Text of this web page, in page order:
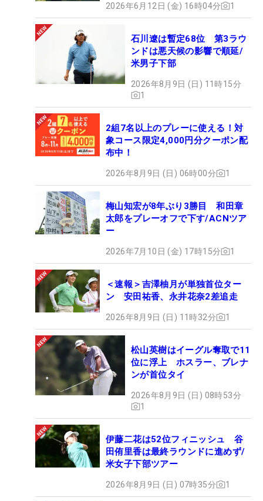
2026年6月12日 (金) 16時04分 1
石川遼は暫定68位 第3ラウ
ンドは悪天候の影響で順延/
米男子下部
2026年8月9日 (日) 11時15分
1
2組7名以上のプレーに使える！対
象コース限定4,000円分クーポン配
布中！
2026年8月9日 (日) 06時00分 1
梅山知宏が8年ぶり3勝目 和田章
太郎をプレーオフで下す/ACNツア
ー
2026年7月10日 (金) 17時15分 1
＜速報＞吉澤柚月が単独首位ター
ン 安田祐香、永井花奈2差追走
2026年8月9日 (日) 11時32分 1
松山英樹はイーグル奪取で11
位に浮上 ホスラー、ブレナ
ンが首位タイ
2026年8月9日 (日) 08時53分
1
伊藤二花は52位フィニッシュ 谷
田侑里香は最終ラウンドに進めず/
米女子下部ツアー
2026年8月9日 (日) 07時35分 1